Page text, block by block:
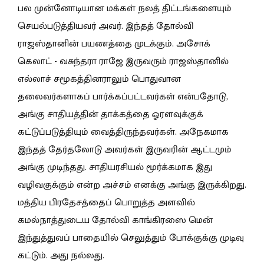
பல முன்னோடியான மக்கள் நலத் திட்டங்களையும்
செயல்படுத்தியவர் அவர். இந்தத் தோல்வி
ராஜஸ்தானின் பயணத்தை முடக்கும். அசோக்
கெலாட் - வசுந்தரா ராஜே இருவரும் ராஜஸ்தானில்
எல்லாச் சமூகத்தினராலும் பொதுவான
தலைவர்களாகப் பார்க்கப்பட்டவர்கள் என்பதோடு,
அங்கு சாதியத்தின் தாக்கத்தை ஓரளவுக்குக்
கட்டுப்படுத்தியும் வைத்திருந்தவர்கள். அநேகமாக
இந்தத் தேர்தலோடு அவர்கள் இருவரின் ஆட்டமும்
அங்கு முடிந்தது. சாதியரசியல் மூர்க்கமாக இது
வழிவகுக்கும் என்ற அச்சம் எனக்கு அங்கு இருக்கிறது.
மத்திய பிரதேசத்தைப் பொறுத்த அளவில்
கமல்நாத்துடைய தோல்வி காங்கிரஸை மென்
இந்துத்துவப் பாதையில் செலுத்தும் போக்குக்கு முடிவு
கட்டும். அது நல்லது.